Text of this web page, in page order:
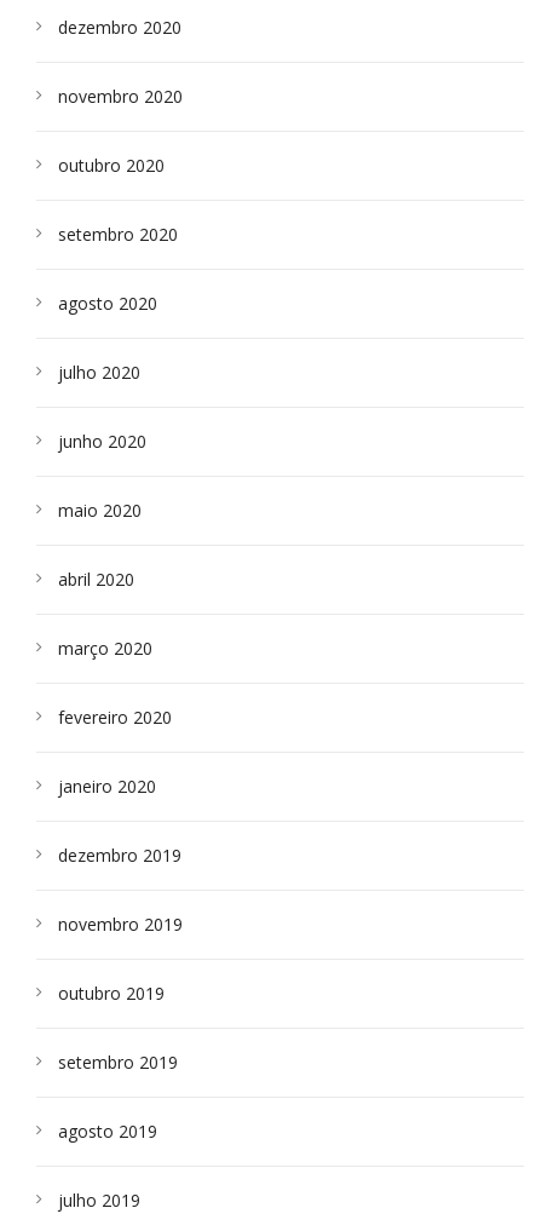
dezembro 2020
novembro 2020
outubro 2020
setembro 2020
agosto 2020
julho 2020
junho 2020
maio 2020
abril 2020
março 2020
fevereiro 2020
janeiro 2020
dezembro 2019
novembro 2019
outubro 2019
setembro 2019
agosto 2019
julho 2019